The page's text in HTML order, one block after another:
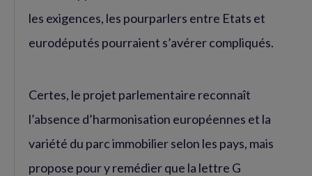
les exigences, les pourparlers entre Etats et
eurodéputés pourraient s’avérer compliqués.
Certes, le projet parlementaire reconnaît
l’absence d’harmonisation européennes et la
variété du parc immobilier selon les pays, mais
propose pour y remédier que la lettre G